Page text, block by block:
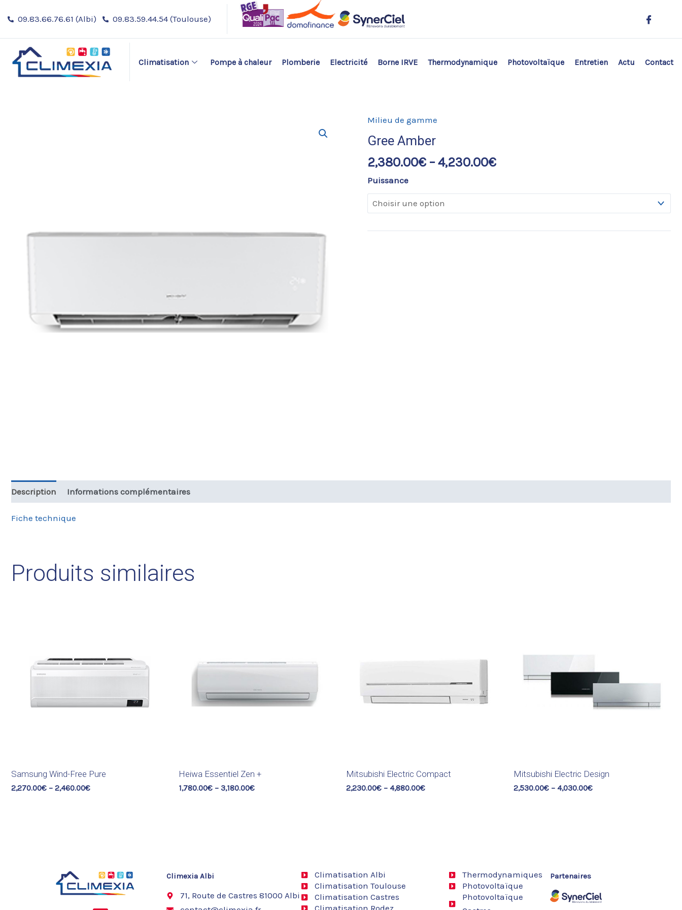
au
09.83.66.76.61 (Albi) 09.83.59.44.54 (Toulouse)
Climatisation Pompe à chaleur Plomberie Electricité Borne IRVE Thermodynamique Photovoltaïque Entretien Actu Contact
Milieu de gamme
Gree Amber
2,380.00€ – 4,230.00€
Puissance
Description Informations complémentaires
Fiche technique
Produits similaires
Samsung Wind-Free Pure
2,270.00€ – 2,460.00€
Heiwa Essentiel Zen +
1,780.00€ – 3,180.00€
Mitsubishi Electric Compact
2,230.00€ – 4,880.00€
Mitsubishi Electric Design
2,530.00€ – 4,030.00€
Climexia Albi
71, Route de Castres 81000 Albi
Climatisation Albi
Climatisation Toulouse
Climatisation Castres
Climatisation Rodez
Thermodynamiques
Photovoltaïque
Photovoltaïque
Partenaires